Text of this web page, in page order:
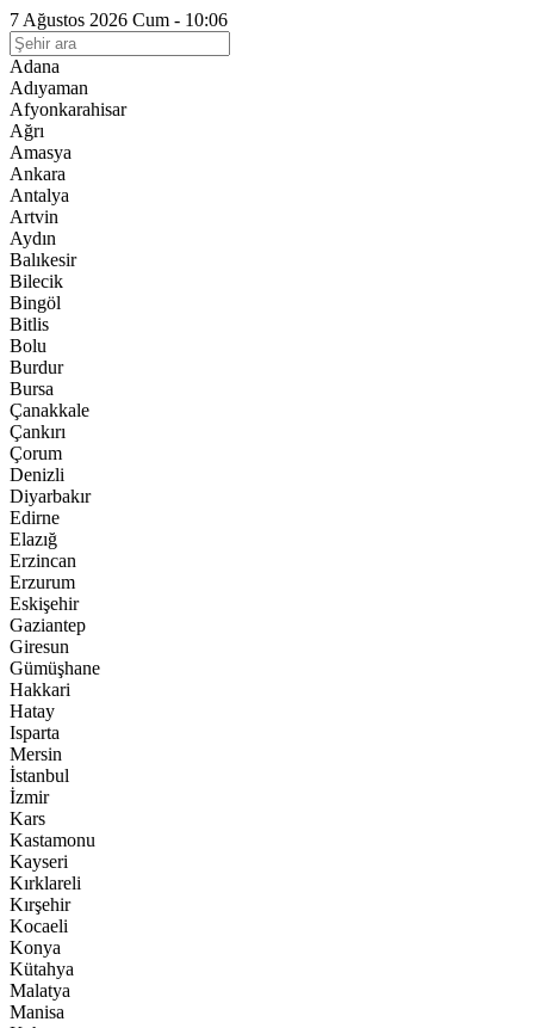
7 Ağustos 2026 Cum - 10:06
Adana
Adıyaman
Afyonkarahisar
Ağrı
Amasya
Ankara
Antalya
Artvin
Aydın
Balıkesir
Bilecik
Bingöl
Bitlis
Bolu
Burdur
Bursa
Çanakkale
Çankırı
Çorum
Denizli
Diyarbakır
Edirne
Elazığ
Erzincan
Erzurum
Eskişehir
Gaziantep
Giresun
Gümüşhane
Hakkari
Hatay
Isparta
Mersin
İstanbul
İzmir
Kars
Kastamonu
Kayseri
Kırklareli
Kırşehir
Kocaeli
Konya
Kütahya
Malatya
Manisa